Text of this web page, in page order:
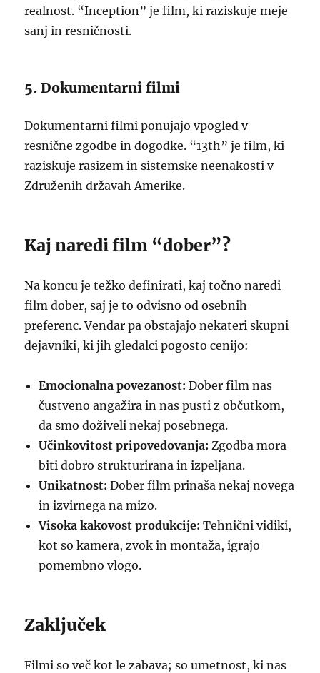
realnost. “Inception” je film, ki raziskuje meje
sanj in resničnosti.
5. Dokumentarni filmi
Dokumentarni filmi ponujajo vpogled v
resnične zgodbe in dogodke. “13th” je film, ki
raziskuje rasizem in sistemske neenakosti v
Združenih državah Amerike.
Kaj naredi film “dober”?
Na koncu je težko definirati, kaj točno naredi
film dober, saj je to odvisno od osebnih
preferenc. Vendar pa obstajajo nekateri skupni
dejavniki, ki jih gledalci pogosto cenijo:
Emocionalna povezanost: Dober film nas
čustveno angažira in nas pusti z občutkom,
da smo doživeli nekaj posebnega.
Učinkovitost pripovedovanja: Zgodba mora
biti dobro strukturirana in izpeljana.
Unikatnost: Dober film prinaša nekaj novega
in izvirnega na mizo.
Visoka kakovost produkcije: Tehnični vidiki,
kot so kamera, zvok in montaža, igrajo
pomembno vlogo.
Zaključek
Filmi so več kot le zabava; so umetnost, ki nas